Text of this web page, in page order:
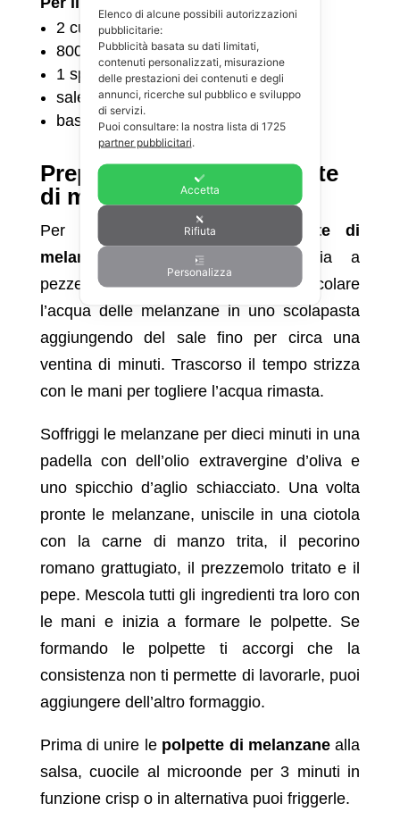
2 cucchiai d’olio
800 g di pomodori pelati in barattolo
1 spicchio d’aglio
sale q.b.
basilico
Preparazione delle polpette
di melanzane
Per la preparazione delle
polpette di
melanzane
lava, sbuccia e taglia a
pezzettini piccoli le melanzane. Fai scolare
l’acqua delle melanzane in uno scolapasta
aggiungendo del sale fino per circa una
ventina di minuti. Trascorso il tempo strizza
con le mani per togliere l’acqua rimasta.
Soffriggi le melanzane per dieci minuti in una
padella con dell’olio extravergine d’oliva e
uno spicchio d’aglio schiacciato. Una volta
pronte le melanzane, uniscile in una ciotola
con la carne di manzo trita, il pecorino
romano grattugiato, il prezzemolo tritato e il
pepe. Mescola tutti gli ingredienti tra loro con
le mani e inizia a formare le polpette. Se
formando le polpette ti accorgi che la
consistenza non ti permette di lavorarle, puoi
aggiungere dell’altro formaggio.
Prima di unire le polpette di melanzanealla
salsa, cuocile al microonde per 3 minuti in
funzione crisp o in alternativa puoi friggerle.
Elenco di alcune possibili autorizzazioni
pubblicitarie:
Pubblicità basata su dati limitati,
contenuti personalizzati, misurazione
delle prestazioni dei contenuti e degli
annunci, ricerche sul pubblico e sviluppo
di servizi.
Puoi consultare: la nostra lista di 1725
partner pubblicitari.
Accetta
Rifiuta
Personalizza